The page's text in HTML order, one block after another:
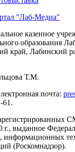
"Лаб-Медиа"
казенное
образования
край, Лабинский
Т.М.
почта:
61.
г., выданное
информационных
(Роскомнадзор).